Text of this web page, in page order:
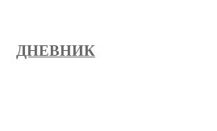
ДНЕВНИК